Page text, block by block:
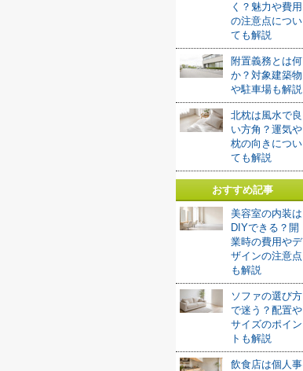
く？魅力や費用
の注意点につい
ても解説
附置義務とは何
か？対象建築物
や駐車場も解説
北枕は風水で良
い方角？運気や
枕の向きについ
ても解説
おすすめ記事
美容室の内装は
DIYできる？開
業時の費用やデ
ザインの注意点
も解説
ソファの選び方
で迷う？配置や
サイズのポイン
トも解説
飲食店は個人事